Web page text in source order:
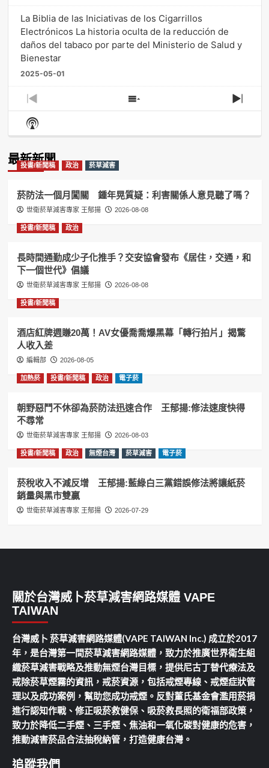
La Biblia de las Iniciativas de los Cigarrillos
Electrónicos La historia oculta de la reducción de
daños del tabaco por parte del Ministerio de Salud y
Bienestar
2025-05-01
Previous
Episode
Show
Episodes
Next
Show
Podcast
最新新聞
投書/新聞稿 政治 菸草減害
菸防法一個月闖關 鍾年晃質疑：利害關係人意見聽了嗎？
世衛菸草減害專家 王郁揚 2026-08-08
投書/新聞稿 政治
長時間通勤成少子化推手？交安協會發布《居住，交通，和
下一個世代》倡議
世衛菸草減害專家 王郁揚 2026-08-08
投書/新聞稿
酒店紅牌週賺20萬！AV女優喬喬爆黑幕「轉行拍片」揭驚
人收入差
編輯部 2026-08-05
加熱菸 投書/新聞稿 政治 電子菸
朝野惡鬥不休卻為菸防法迅速合作 王郁揚:修法速度快得
不尋常
世衛菸草減害專家 王郁揚 2026-08-03
投書/新聞稿 政治 無煙台灣 菸草減害 電子菸
菸稅收入不減反增 王郁揚:藍綠白三黨錯誤修法將讓紙菸
銷量與黑市雙贏
世衛菸草減害專家 王郁揚 2026-07-29
關於台灣威卜菸草減害網路媒體 VAPE
TAIWAN
台灣威卜 菸草減害網路媒體(VAPE TAIWAN Inc.) 成立於2017
年，是台灣第一間菸草減害網路媒體，致力於推廣世界衛生組
織菸草減害戰略及推動無煙台灣目標，提供尼古丁替代療法及
戒除菸草煙霧的資訊，戒菸資源，包括戒煙專線、戒煙症狀管
理以及成功案例，幫助您成功戒煙。反對董氏基金會濫用菸捐
進行認知作戰、修正吸菸救健保、吸菸救長照的衛福部政策，
致力於降低二手煙、三手煙、焦油和一氧化碳對健康的危害，
推動減害菸品合法抽稅納管，打造健康台灣。
追蹤我們